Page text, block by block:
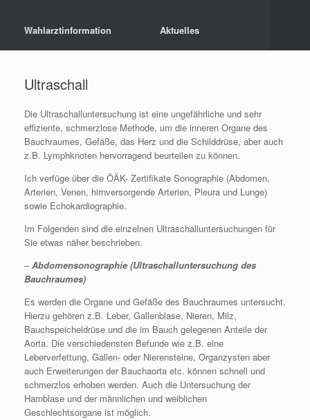
Wahlarztinformation Aktuelles
Ultraschall
Die Ultraschalluntersuchung ist eine ungefährliche und sehr
effiziente, schmerzlose Methode, um die inneren Organe des
Bauchraumes, Gefäße, das Herz und die Schilddrüse, aber auch
z.B. Lymphknoten hervorragend beurteilen zu können.
Ich verfüge über die ÖÄK- Zertifikate Sonographie (Abdomen,
Arterien, Venen, hirnversorgende Arterien, Pleura und Lunge)
sowie Echokardiographie.
Im Folgenden sind die einzelnen Ultraschalluntersuchungen für
Sie etwas näher beschrieben.
– Abdomensonographie (Ultraschalluntersuchung des
Bauchraumes)
Es werden die Organe und Gefäße des Bauchraumes untersucht.
Hierzu gehören z.B. Leber, Gallenblase, Nieren, Milz,
Bauchspeicheldrüse und die im Bauch gelegenen Anteile der
Aorta. Die verschiedensten Befunde wie z.B. eine
Leberverfettung, Gallen- oder Nierensteine, Organzysten aber
auch Erweiterungen der Bauchaorta etc. können schnell und
schmerzlos erhoben werden. Auch die Untersuchung der
Harnblase und der männlichen und weiblichen
Geschlechtsorgane ist möglich.